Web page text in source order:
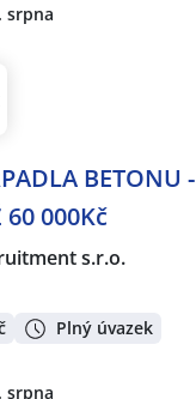
srpna
BETONU -
60 000Kč
s.r.o.
Plný úvazek
srpna